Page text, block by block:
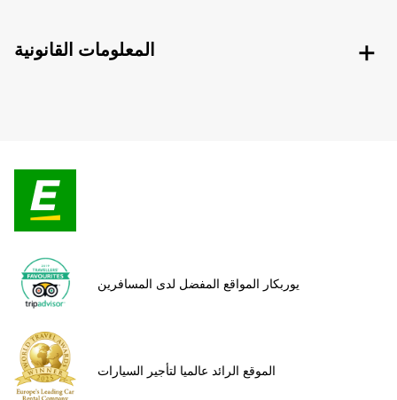
المعلومات القانونية
يوربكار المواقع المفضل لدى المسافرين
الموقع الرائد عالميا لتأجير السيارات